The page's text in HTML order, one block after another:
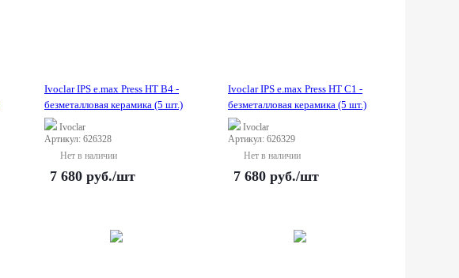
Ivoclar IPS e.max Press HT B4 -
безметалловая керамика (5 шт.)
Ivoclar
Артикул: 626328
Нет в наличии
7 680 руб./шт
Ivoclar IPS e.max Press HT C1 -
безметалловая керамика (5 шт.)
Ivoclar
Артикул: 626329
Нет в наличии
7 680 руб./шт